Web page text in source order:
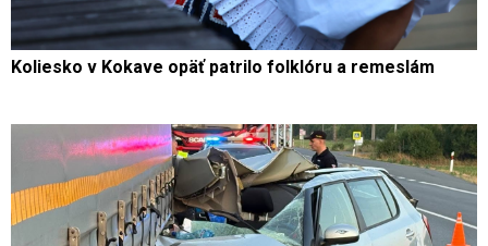
Koliesko v Kokave opäť patrilo folklóru a remeslám